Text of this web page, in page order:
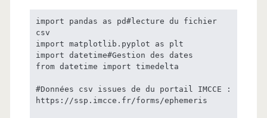
import pandas as pd#lecture du fichier
csv
import matplotlib.pyplot as plt
import datetime#Gestion des dates
from datetime import timedelta
#Données csv issues de du portail IMCCE :
https://ssp.imcce.fr/forms/ephemeris